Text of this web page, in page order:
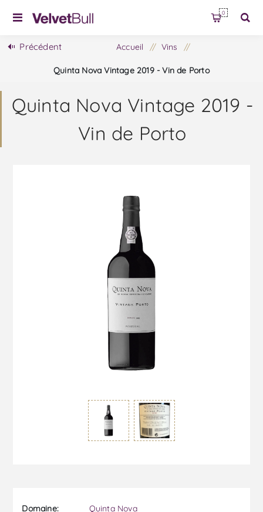
0
Précédent Accueil / Vins /
Quinta Nova Vintage 2019 - Vin de Porto
Quinta Nova Vintage 2019 -
Vin de Porto
Domaine:
Quinta Nova